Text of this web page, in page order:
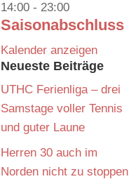
14:00 - 23:00
Saisonabschluss
Kalender anzeigen
Neueste Beiträge
UTHC Ferienliga – drei
Samstage voller Tennis
und guter Laune
Herren 30 auch im
Norden nicht zu stoppen